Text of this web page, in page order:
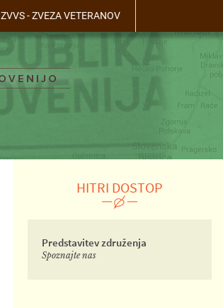
ZVVS - ZVEZA VETERANOV
HITRI DOSTOP
Predstavitev združenja
Spoznajte nas